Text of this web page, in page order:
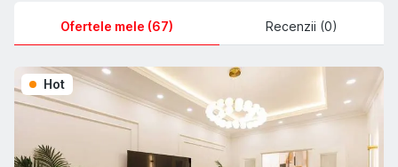
Ofertele mele (67) Recenzii (0)
Hot